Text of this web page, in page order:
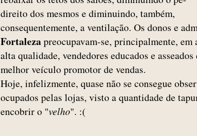
direito dos mesmos e diminuindo, também,
consequentemente, a ventilação. Os donos e
Fortalezapreocupavam-se, principalmente, em
alta qualidade, vendedores educados e
melhor veículo promotor de vendas.
Hoje, infelizmente, quase não se consegue
ocupados pelas lojas, visto a quantidade de
encobrir o "velho". :(